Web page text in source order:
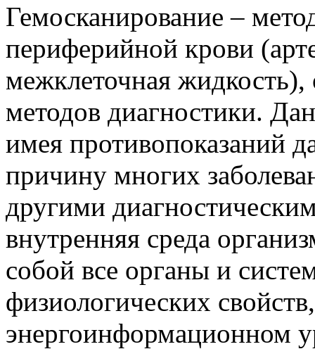
Гемосканирование –
периферийной крови
межклеточная
методов диагностики.
имея противопоказаний
причину многих
другими
внутренняя среда
собой все органы и
физиологических
энергоинформационном